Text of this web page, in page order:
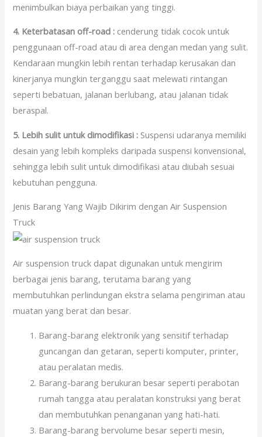
menimbulkan biaya perbaikan yang tinggi.
4. Keterbatasan off-road : cenderung tidak cocok untuk
penggunaan off-road atau di area dengan medan yang sulit.
Kendaraan mungkin lebih rentan terhadap kerusakan dan
kinerjanya mungkin terganggu saat melewati rintangan
seperti bebatuan, jalanan berlubang, atau jalanan tidak
beraspal.
5. Lebih sulit untuk dimodifikasi : Suspensi udaranya memiliki
desain yang lebih kompleks daripada suspensi konvensional,
sehingga lebih sulit untuk dimodifikasi atau diubah sesuai
kebutuhan pengguna.
Jenis Barang Yang Wajib Dikirim dengan Air Suspension
Truck
Air suspension truck dapat digunakan untuk mengirim
berbagai jenis barang, terutama barang yang
membutuhkan perlindungan ekstra selama pengiriman atau
muatan yang berat dan besar.
Barang-barang elektronik yang sensitif terhadap
guncangan dan getaran, seperti komputer, printer,
atau peralatan medis.
Barang-barang berukuran besar seperti perabotan
rumah tangga atau peralatan konstruksi yang berat
dan membutuhkan penanganan yang hati-hati.
Barang-barang bervolume besar seperti mesin,